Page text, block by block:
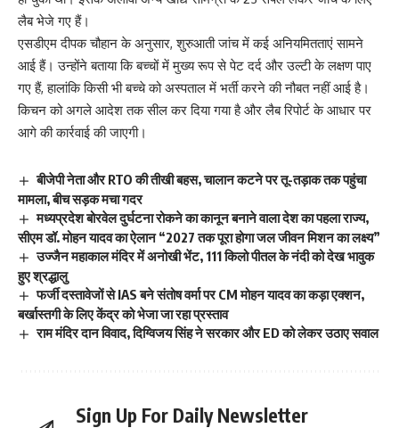
लैब भेजे गए हैं।
एसडीएम दीपक चौहान के अनुसार, शुरुआती जांच में कई अनियमितताएं सामने
आई हैं। उन्होंने बताया कि बच्चों में मुख्य रूप से पेट दर्द और उल्टी के लक्षण पाए
गए हैं, हालांकि किसी भी बच्चे को अस्पताल में भर्ती करने की नौबत नहीं आई है।
किचन को अगले आदेश तक सील कर दिया गया है और लैब रिपोर्ट के आधार पर
आगे की कार्रवाई की जाएगी।
बीजेपी नेता और RTO की तीखी बहस, चालान कटने पर तू-तड़ाक तक पहुंचा
मामला, बीच सड़क मचा गदर
मध्यप्रदेश बोरवेल दुर्घटना रोकने का कानून बनाने वाला देश का पहला राज्य,
सीएम डॉ. मोहन यादव का ऐलान “2027 तक पूरा होगा जल जीवन मिशन का लक्ष्य”
उज्जैन महाकाल मंदिर में अनोखी भेंट, 111 किलो पीतल के नंदी को देख भावुक
हुए श्रद्धालु
फर्जी दस्तावेजों से IAS बने संतोष वर्मा पर CM मोहन यादव का कड़ा एक्शन,
बर्खास्तगी के लिए केंद्र को भेजा जा रहा प्रस्ताव
राम मंदिर दान विवाद, दिग्विजय सिंह ने सरकार और ED को लेकर उठाए सवाल
Sign Up For Daily Newsletter